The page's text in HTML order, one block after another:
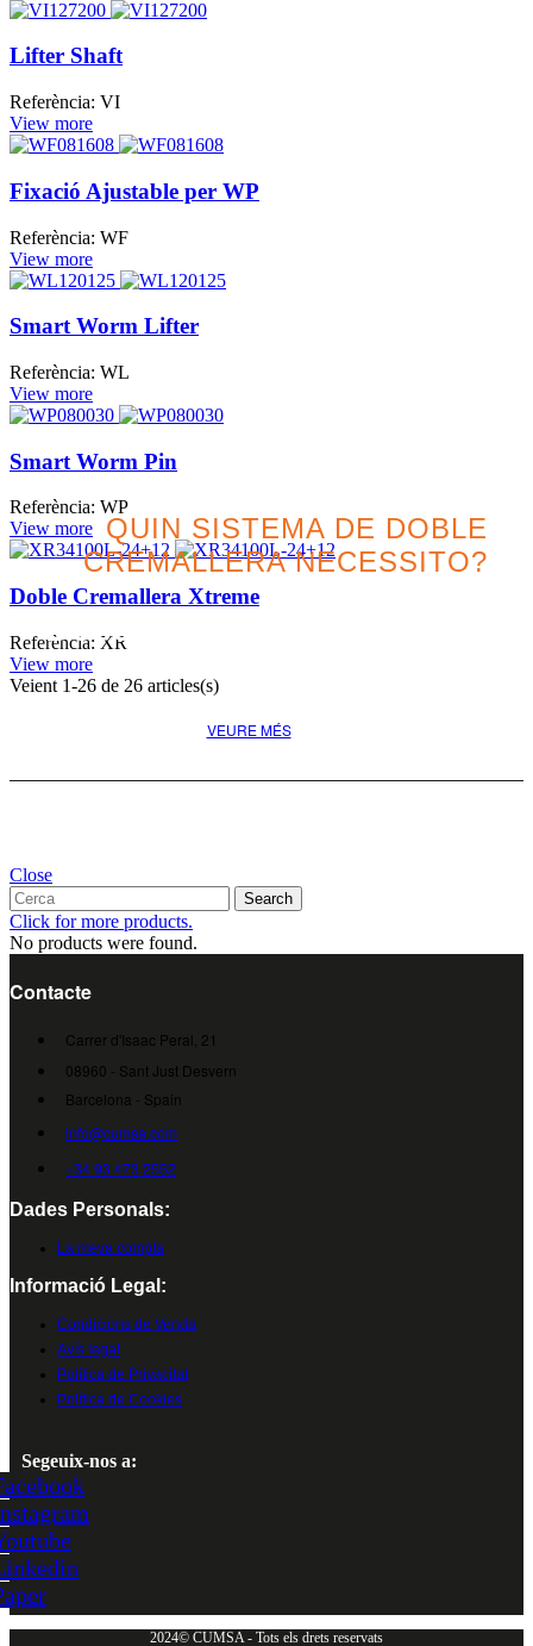
Lifter Shaft
Referència: VI
View more
Fixació Ajustable per WP
Referència: WF
View more
Smart Worm Lifter
Referència: WL
View more
Smart Worm Pin
Referència: WP
View more
Doble Cremallera Xtreme
Referència: XR
View more
Veient 1-26 de 26 articles(s)
QUIN SISTEMA DE DOBLE
CREMALLERA NECESSITO?
Descobreix la millor opció
VEURE MÉS
Close
Search
Click for more products.
No products were found.
Contacte
Carrer d'Isaac Peral, 21
08960 - Sant Just Desvern
Barcelona - Spain
info@cumsa.com
+34 93 473 2552
Dades Personals:
La meva compta
Informació Legal:
Condicions de Venda
Avís legal
Política de Privacitat
Política de Cookies
Segeuix-nos a:
2024© CUMSA - Tots els drets reservats